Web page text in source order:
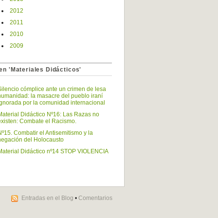
2012
2011
2010
2009
'Materiales Didácticos'
cómplice ante un crimen de lesa
la masacre del pueblo iraní
por la comunidad internacional
Didáctico Nº16: Las Razas no
Combate el Racismo.
Combatir el Antisemitismo y la
del Holocausto
Didáctico nº14 STOP VIOLENCIA
Entradas en el Blog • Comentarios